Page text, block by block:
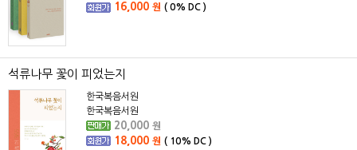
16,000 원 ( 0% DC )
석류나무 꽃이 피었는지
한국복음서원
한국복음서원
20,000 원
18,000 원 ( 10% DC )